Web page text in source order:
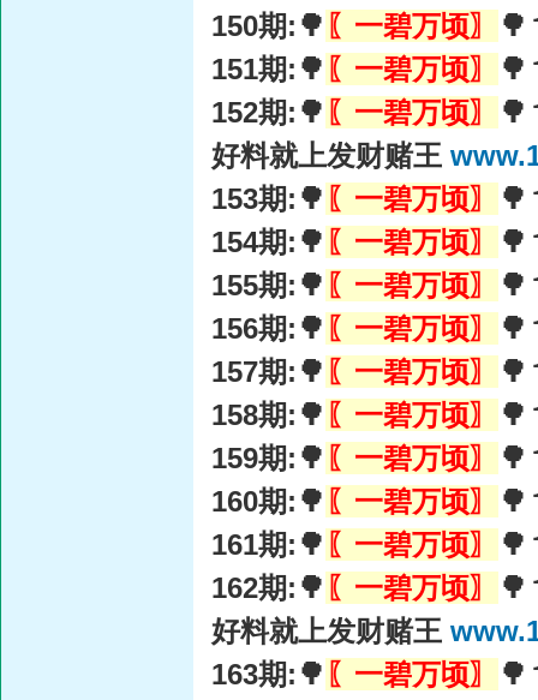
150期:🌳 〖一碧万顷〗
151期:🌳 〖一碧万顷〗
152期:🌳 〖一碧万顷〗
好料就上发财赌王
153期:🌳 〖一碧万顷〗
154期:🌳 〖一碧万顷〗
155期:🌳 〖一碧万顷〗
156期:🌳 〖一碧万顷〗
157期:🌳 〖一碧万顷〗
158期:🌳 〖一碧万顷〗
159期:🌳 〖一碧万顷〗
160期:🌳 〖一碧万顷〗
161期:🌳 〖一碧万顷〗
162期:🌳 〖一碧万顷〗
好料就上发财赌王
163期:🌳 〖一碧万顷〗